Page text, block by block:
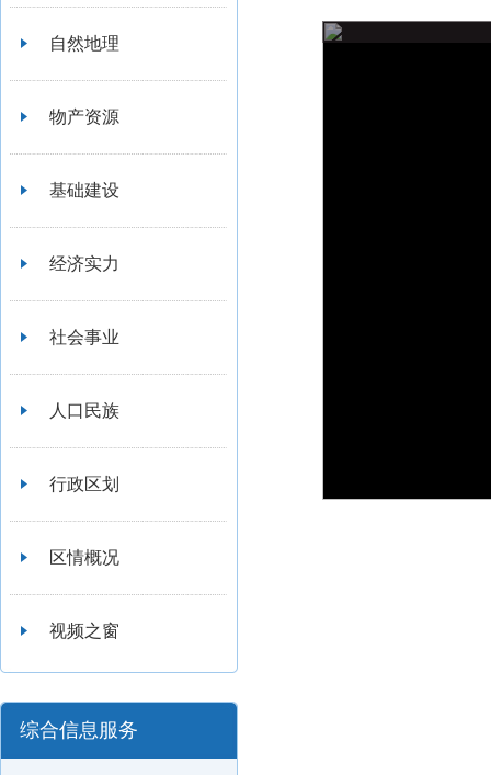
自然地理
物产资源
基础建设
经济实力
社会事业
人口民族
行政区划
区情概况
视频之窗
综合信息服务